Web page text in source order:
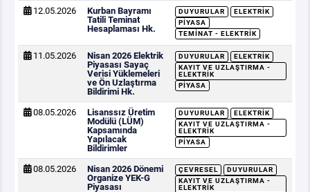
12.05.2026
Kurban Bayramı
Tatili Teminat
Hesaplaması Hk.
DUYURULAR
ELEKTRIK
PIYASA
TEMINAT - ELEKTRIK
11.05.2026
Nisan 2026 Elektrik
Piyasası Sayaç
Verisi Yüklemeleri
ve Ön Uzlaştırma
Bildirimi Hk.
DUYURULAR
ELEKTRIK
KAYIT VE UZLAŞTIRMA -
ELEKTRIK
PIYASA
08.05.2026
Lisanssız Üretim
Modülü (LÜM)
Kapsamında
Yapılacak
Bildirimler
DUYURULAR
ELEKTRIK
KAYIT VE UZLAŞTIRMA -
ELEKTRIK
PIYASA
08.05.2026
Nisan 2026 Dönemi
Organize YEK-G
Piyasası
ÇEVRESEL
DUYURULAR
KAYIT VE UZLAŞTIRMA -
ELEKTRIK